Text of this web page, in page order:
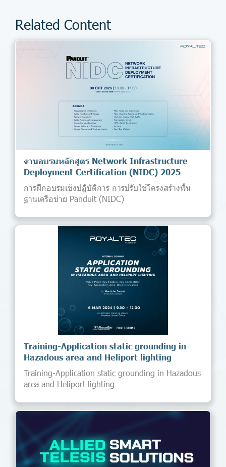
Related Content
งานอบรมหลักสูตร Network Infrastructure
Deployment Certification (NIDC) 2025
การฝึกอบรมเชิงปฏิบัติการ การปรับใช้โครงสร้างพื้น
ฐานเครือข่าย Panduit (NIDC)
Training-Application static grounding in
Hazadous area and Heliport lighting
Training-Application static grounding in Hazadous
area and Heliport lighting